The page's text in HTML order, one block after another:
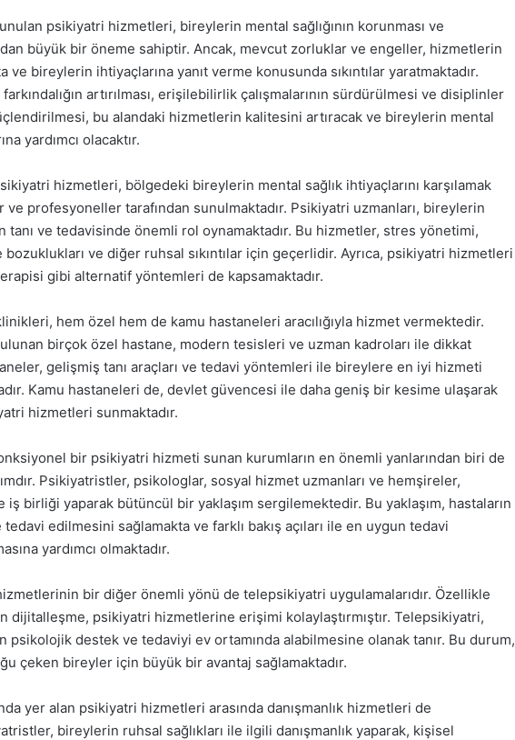
psikiyatri hizmetleri, bireylerin mental sağlığının korunması ve
büyük bir öneme sahiptir. Ancak, mevcut zorluklar ve engeller, hizmetlerin
ve bireylerin ihtiyaçlarına yanıt verme konusunda sıkıntılar yaratmaktadır.
artırılması, erişilebilirlik çalışmalarının sürdürülmesi ve disiplinler
bu alandaki hizmetlerin kalitesini artıracak ve bireylerin mental
yardımcı olacaktır.
hizmetleri, bölgedeki bireylerin mental sağlık ihtiyaçlarını karşılamak
profesyoneller tarafından sunulmaktadır. Psikiyatri uzmanları, bireylerin
tanı ve tedavisinde önemli rol oynamaktadır. Bu hizmetler, stres yönetimi,
ve diğer ruhsal sıkıntılar için geçerlidir. Ayrıca, psikiyatri hizmetleri
gibi alternatif yöntemleri de kapsamaktadır.
hem özel hem de kamu hastaneleri aracılığıyla hizmet vermektedir.
birçok özel hastane, modern tesisleri ve uzman kadroları ile dikkat
gelişmiş tanı araçları ve tedavi yöntemleri ile bireylere en iyi hizmeti
Kamu hastaneleri de, devlet güvencesi ile daha geniş bir kesime ulaşarak
hizmetleri sunmaktadır.
bir psikiyatri hizmeti sunan kurumların en önemli yanlarından biri de
Psikiyatristler, psikologlar, sosyal hizmet uzmanları ve hemşireler,
iş birliği yaparak bütüncül bir yaklaşım sergilemektedir. Bu yaklaşım, hastaların
edilmesini sağlamakta ve farklı bakış açıları ile en uygun tedavi
yardımcı olmaktadır.
bir diğer önemli yönü de telepsikiyatri uygulamalarıdır. Özellikle
dijitalleşme, psikiyatri hizmetlerine erişimi kolaylaştırmıştır. Telepsikiyatri,
psikolojik destek ve tedaviyi ev ortamında alabilmesine olanak tanır. Bu durum,
çeken bireyler için büyük bir avantaj sağlamaktadır.
yer alan psikiyatri hizmetleri arasında danışmanlık hizmetleri de
bireylerin ruhsal sağlıkları ile ilgili danışmanlık yaparak, kişisel